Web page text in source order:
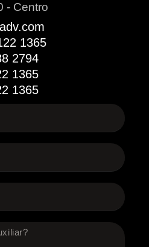
- Centro
1365
2794
1365
1365